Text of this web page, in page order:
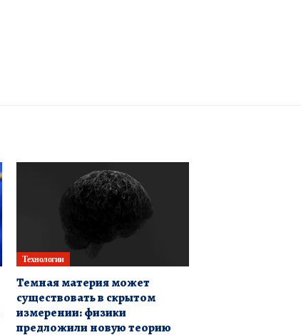
Технологии
Темная материя может
существовать в скрытом
измерении: физики
предложили новую теорию